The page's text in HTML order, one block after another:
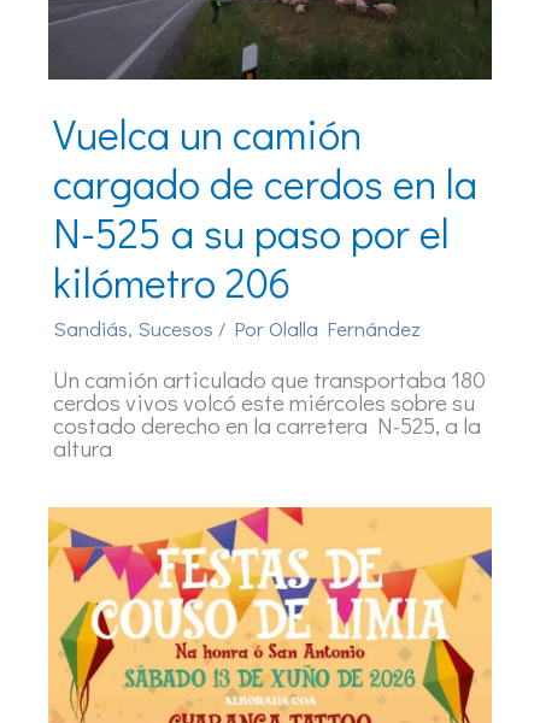
Vuelca un camión
cargado de cerdos en la
N-525 a su paso por el
kilómetro 206
Sandiás, Sucesos / PorOlalla Fernández
Un camión articulado que transportaba 180
cerdos vivos volcó este miércoles sobre su
costado derecho en la carretera N-525, a la
altura